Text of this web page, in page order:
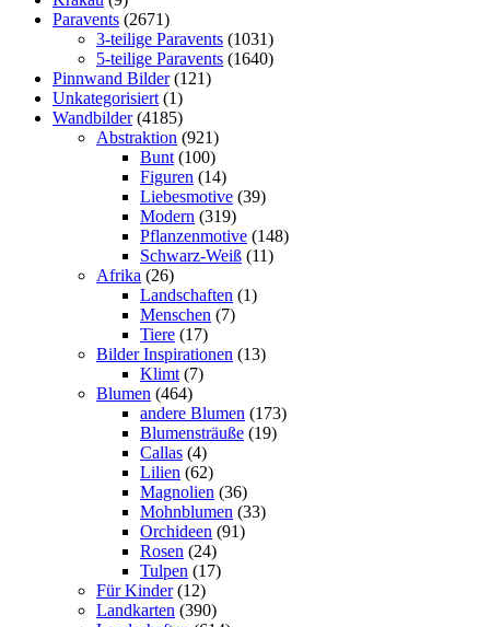
Paravents (2671)
3-teilige Paravents (1031)
5-teilige Paravents (1640)
Pinnwand Bilder (121)
Unkategorisiert (1)
Wandbilder (4185)
Abstraktion (921)
Bunt (100)
Figuren (14)
Liebesmotive (39)
Modern (319)
Pflanzenmotive (148)
Schwarz-Weiß (11)
Afrika (26)
Landschaften (1)
Menschen (7)
Tiere (17)
Bilder Inspirationen (13)
Klimt (7)
Blumen (464)
andere Blumen (173)
Blumensträuße (19)
Callas (4)
Lilien (62)
Magnolien (36)
Mohnblumen (33)
Orchideen (91)
Rosen (24)
Tulpen (17)
Für Kinder (12)
Landkarten (390)